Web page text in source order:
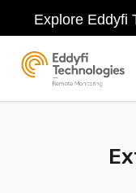
Explore Eddyfi